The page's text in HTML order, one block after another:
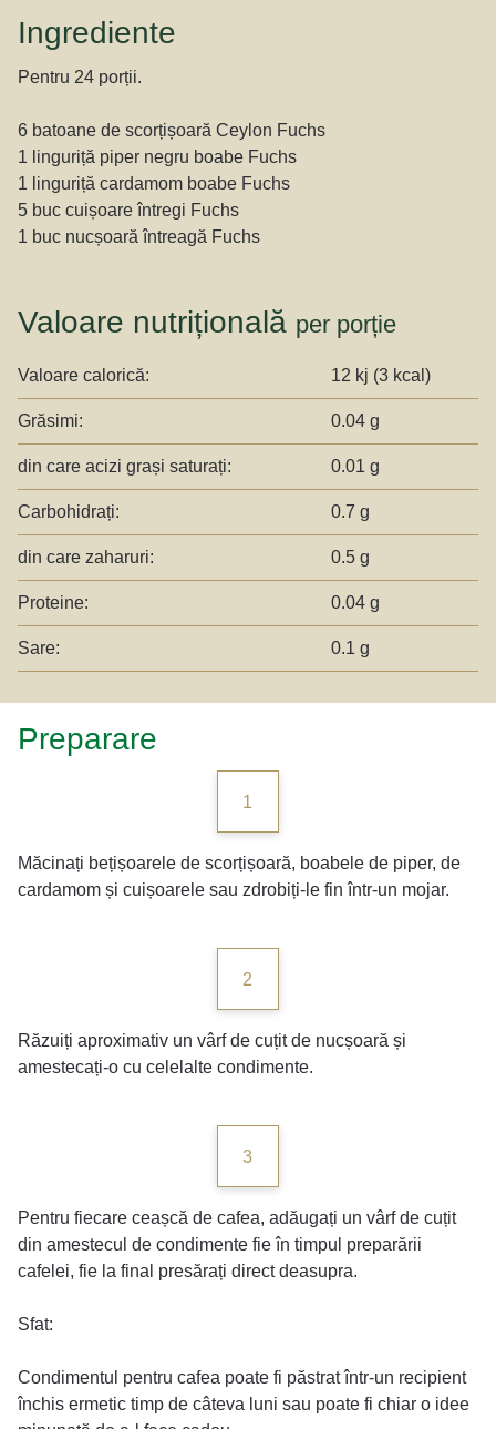
Ingrediente
Pentru 24 porții.
6 batoane de scorțișoară Ceylon Fuchs
1 linguriță piper negru boabe Fuchs
1 linguriță cardamom boabe Fuchs
5 buc cuișoare întregi Fuchs
1 buc nucșoară întreagă Fuchs
Valoare nutrițională per porție
Valoare calorică: 12 kj (3 kcal)
Grăsimi: 0.04 g
din care acizi grași saturați: 0.01 g
Carbohidrați: 0.7 g
din care zaharuri: 0.5 g
Proteine: 0.04 g
Sare: 0.1 g
Preparare
1
Măcinați bețișoarele de scorțișoară, boabele de piper, de
cardamom și cuișoarele sau zdrobiți-le fin într-un mojar.
2
Răzuiți aproximativ un vârf de cuțit de nucșoară și
amestecați-o cu celelalte condimente.
3
Pentru fiecare ceașcă de cafea, adăugați un vârf de cuțit
din amestecul de condimente fie în timpul preparării
cafelei, fie la final presărați direct deasupra.
Sfat:
Condimentul pentru cafea poate fi păstrat într-un recipient
închis ermetic timp de câteva luni sau poate fi chiar o idee